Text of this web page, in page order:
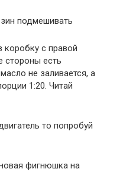
подмешивать
с правой
стороны есть
не заливается, а
1:20. Читай
то попробуй
фигнюшка на